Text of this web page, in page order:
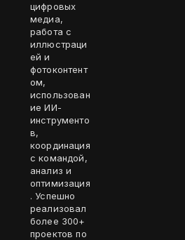
цифровых
медиа,
работа с
иллюстраци
ей и
фотоконтент
ом,
использован
ие ИИ-
инструменто
в,
координация
с командой,
анализ и
оптимизация
. Успешно
реализовал
более 300+
проектов по